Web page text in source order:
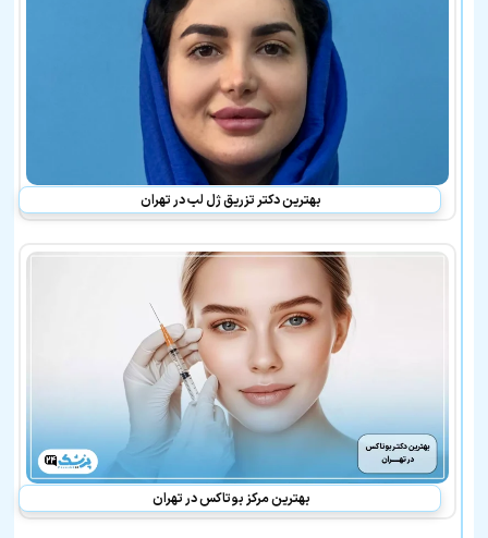
بهترین دکتر تزریق ژل لب در تهران
بهترین مرکز بوتاکس در تهران